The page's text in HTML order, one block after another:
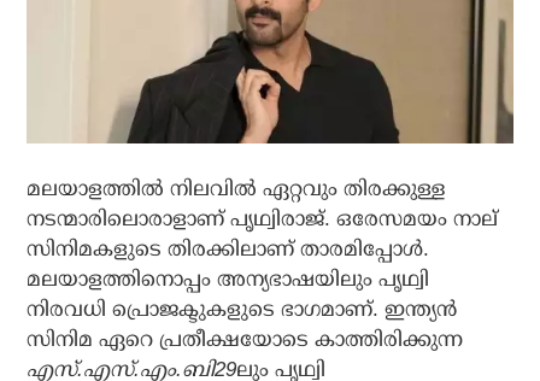
മലയാളത്തില്‍ നിലവില്‍ ഏറ്റവും തിരക്കുള്ള
നടന്മാരിലൊരാളാണ് പൃഥ്വിരാജ്. ഒരേസമയം നാല്
സിനിമകളുടെ തിരക്കിലാണ് താരമിപ്പോള്‍.
മലയാളത്തിനൊപ്പം അന്യഭാഷയിലും പൃഥ്വി
നിരവധി പ്രൊജക്ടുകളുടെ ഭാഗമാണ്. ഇന്ത്യന്‍
സിനിമ ഏറെ പ്രതീക്ഷയോടെ കാത്തിരിക്കുന്ന
എസ്.എസ്.എം.ബി29ലും പൃഥ്വി